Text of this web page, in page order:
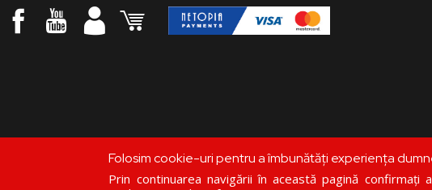
Folosim cookie-uri pentru a îmbunătăți experiența
Prin continuarea navigării în această pagină